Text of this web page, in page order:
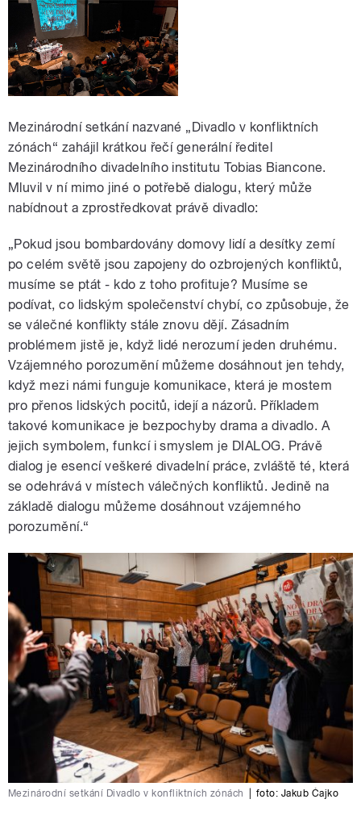
Mezinárodní setkání nazvané „Divadlo v konfliktních
zónách“ zahájil krátkou řečí generální ředitel
Mezinárodního divadelního institutu Tobias Biancone.
Mluvil v ní mimo jiné o potřebě dialogu, který může
nabídnout a zprostředkovat právě divadlo:
„Pokud jsou bombardovány domovy lidí a desítky zemí
po celém světě jsou zapojeny do ozbrojených konfliktů,
musíme se ptát - kdo z toho profituje? Musíme se
podívat, co lidským společenství chybí, co způsobuje, že
se válečné konflikty stále znovu dějí. Zásadním
problémem jistě je, když lidé nerozumí jeden druhému.
Vzájemného porozumění můžeme dosáhnout jen tehdy,
když mezi námi funguje komunikace, která je mostem
pro přenos lidských pocitů, idejí a názorů. Příkladem
takové komunikace je bezpochyby drama a divadlo. A
jejich symbolem, funkcí i smyslem je DIALOG. Právě
dialog je esencí veškeré divadelní práce, zvláště té, která
se odehrává v místech válečných konfliktů. Jedině na
základě dialogu můžeme dosáhnout vzájemného
porozumění.“
Mezinárodní setkání Divadlo v konfliktních zónách foto: Jakub Čajko